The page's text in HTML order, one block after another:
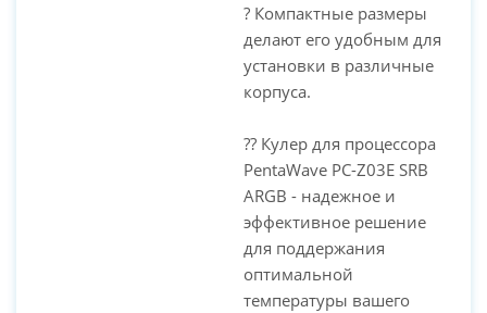
? Компактные размеры
делают его удобным для
установки в различные
корпуса.
?? Кулер для процессора
PentaWave PC-Z03E SRB
ARGB - надежное и
эффективное решение
для поддержания
оптимальной
температуры вашего